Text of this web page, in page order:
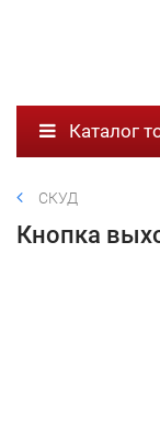
Каталог
СКУД
Кнопка